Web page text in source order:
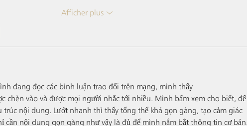
Afficher plus
đang đọc các bình luận trao đổi trên mạng, mình thấy
chèn vào và được mọi người nhắc tới nhiều. Mình bấm xem cho biết, để
trúc nội dung. Lướt nhanh thì thấy tổng thể khá gọn gàng, tạo cảm giác
cần nội dung gọn gàng như vậy là đủ để mình nắm bắt thông tin cơ bản.